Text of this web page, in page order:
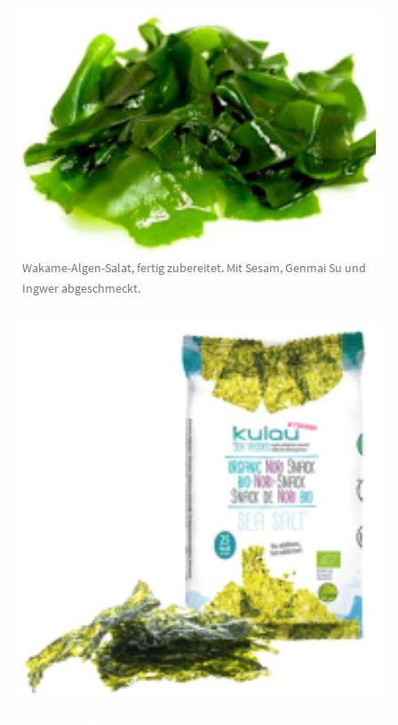
Wakame-Algen-Salat, fertig zubereitet. Mit Sesam, Genmai Su und
Ingwer abgeschmeckt.